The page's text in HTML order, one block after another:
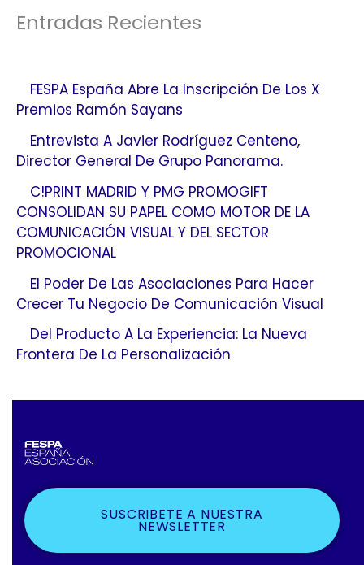
Entradas Recientes
FESPA España Abre La Inscripción De Los X
Premios Ramón Sayans
Entrevista A Javier Rodríguez Centeno,
Director General De Grupo Panorama.
C!PRINT MADRID Y PMG PROMOGIFT
CONSOLIDAN SU PAPEL COMO MOTOR DE LA
COMUNICACIÓN VISUAL Y DEL SECTOR
PROMOCIONAL
El Poder De Las Asociaciones Para Hacer
Crecer Tu Negocio De Comunicación Visual
Del Producto A La Experiencia: La Nueva
Frontera De La Personalización
SUSCRIBETE A NUESTRA
NEWSLETTER